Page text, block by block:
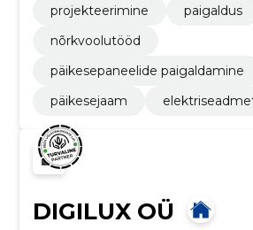
projekteerimine
paigaldus
nõrkvoolutööd
päikesepaneelide paigaldamine
päikesejaam
DIGILUX OÜ